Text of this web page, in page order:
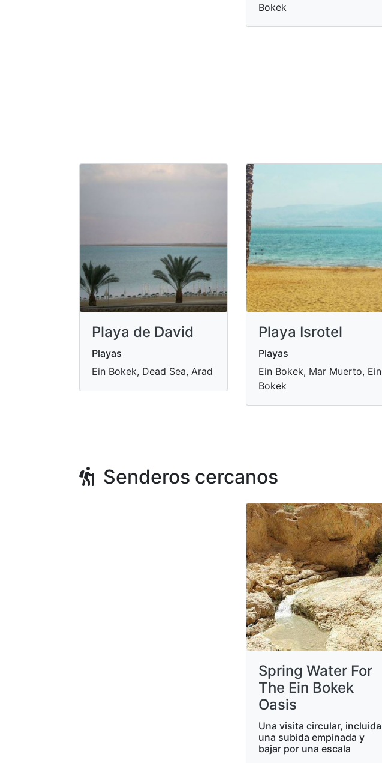
Bokek
Playa de David
Playas
Ein Bokek, Dead Sea, Arad
Playa Isrotel
Playas
Ein Bokek, Mar Muerto, Ein
Bokek
Senderos cercanos
Spring Water For
The Ein Bokek
Oasis
Una visita circular, incluida
una subida empinada y
bajar por una escala